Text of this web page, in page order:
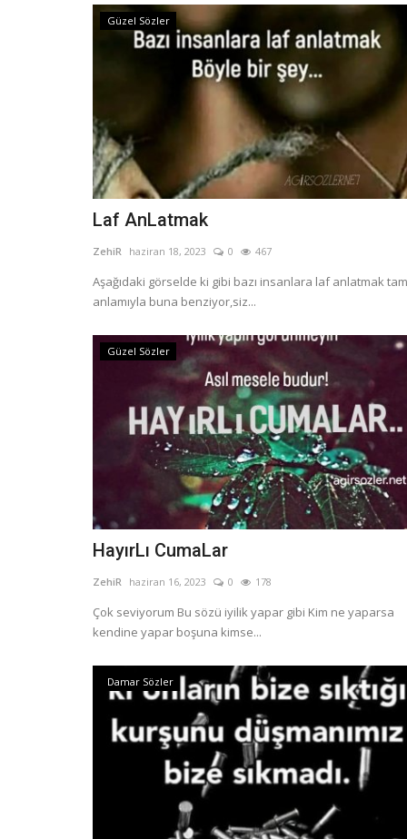
Güzel Sözler
Laf AnLatmak
ZehiR haziran 18, 2023 0 467
Aşağıdaki görselde ki gibi bazı insanlara laf anlatmak tam
anlamıyla buna benziyor,siz...
Güzel Sözler
HayırLı CumaLar
ZehiR haziran 16, 2023 0 178
Çok seviyorum Bu sözü iyilik yapar gibi Kim ne yaparsa
kendine yapar boşuna kimse...
Damar Sözler